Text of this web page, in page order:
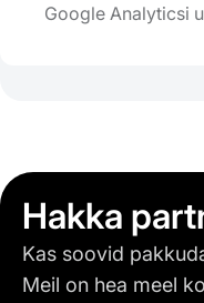
Google Analyticsi
Hakka
Kas soovid
Meil on hea meel